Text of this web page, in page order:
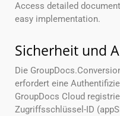
Access detailed
easy implementation.
Sicherheit und
Die
erfordert eine
GroupDocs Cloud
Zugriffsschlüssel-ID